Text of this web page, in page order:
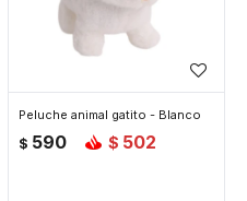
Peluche animal gatito - Blanco
$ 590 $ 502